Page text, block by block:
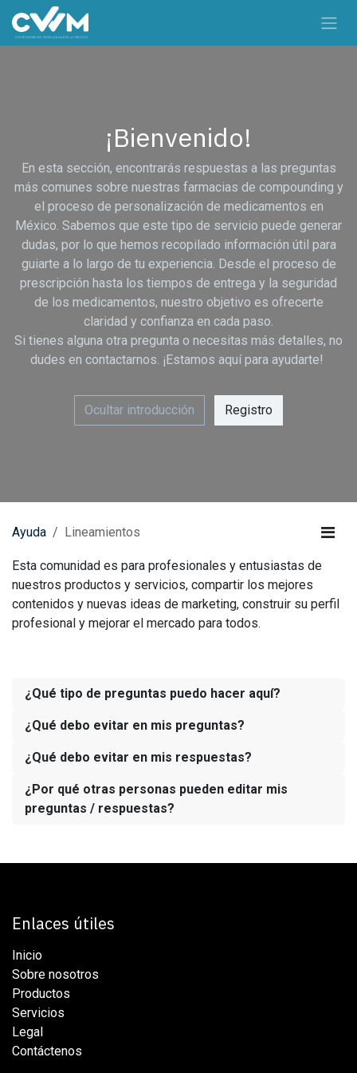
Ir al contenido
¡Bienvenido!
En esta sección, encontrarás respuestas a las preguntas
más comunes sobre nuestras farmacias de compounding y
el proceso de personalización de medicamentos en
México. Sabemos que este tipo de servicio puede generar
dudas, por lo que hemos recopilado información útil para
guiarte a lo largo de tu experiencia. Desde el proceso de
prescripción hasta los tiempos de entrega y la seguridad
de los medicamentos, nuestro objetivo es ofrecerte
claridad y confianza en cada paso.
Si tienes alguna otra pregunta o necesitas más detalles, no
dudes en contactarnos. ¡Estamos aquí para ayudarte!
Ocultar introducción Registro
Ayuda Lineamientos
Esta comunidad es para profesionales y entusiastas de
nuestros productos y servicios, compartir los mejores
contenidos y nuevas ideas de marketing, construir su perfil
profesional y mejorar el mercado para todos.
¿Qué tipo de preguntas puedo hacer aquí?
¿Qué debo evitar en mis preguntas?
¿Qué debo evitar en mis respuestas?
¿Por qué otras personas pueden editar mis
preguntas / respuestas?
Enlaces útiles
Inicio
Sobre nosotros
Productos
Servicios
Legal
Contáctenos